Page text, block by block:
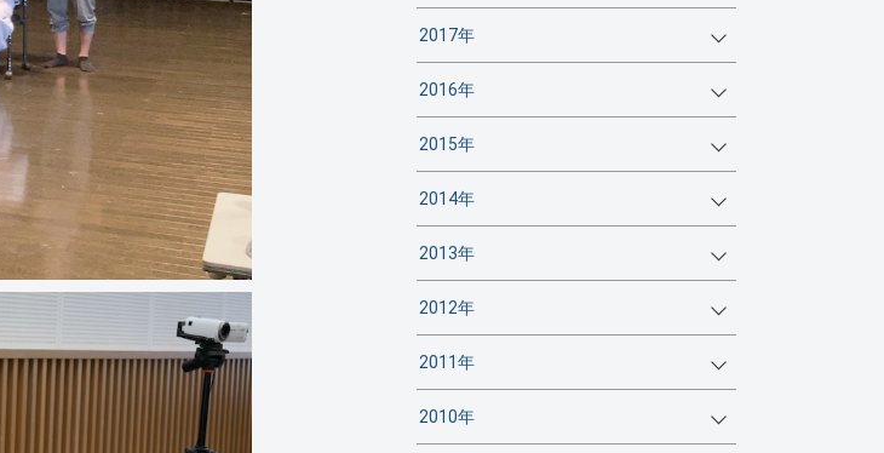
2017年
2016年
2015年
2014年
2013年
2012年
2011年
2010年